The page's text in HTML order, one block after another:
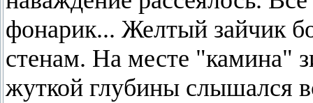
фонарик... Желтый зайчик
стенам. На месте "камина"
жуткой глубины слышался